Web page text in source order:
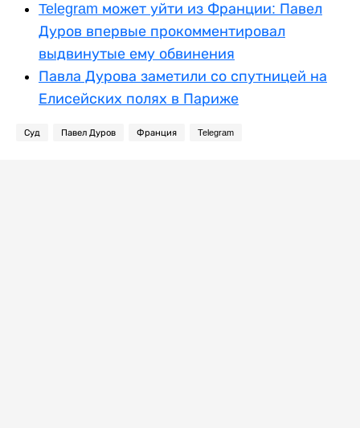
Telegram может уйти из Франции: Павел
Дуров впервые прокомментировал
выдвинутые ему обвинения
Павла Дурова заметили со спутницей на
Елисейских полях в Париже
Суд Павел Дуров Франция Telegram